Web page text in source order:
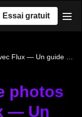
Essai gratuit
photos
— Un